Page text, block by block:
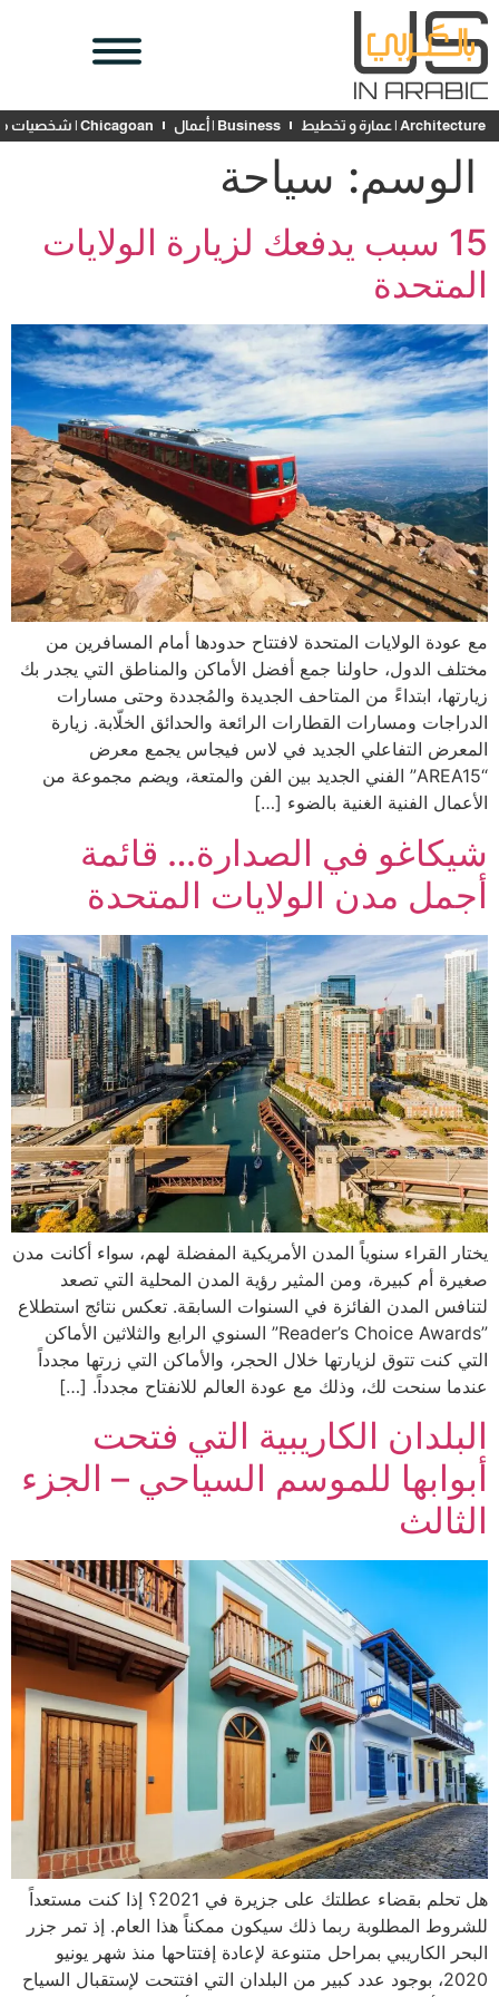
Architecture | عمارة و تخطيط Business | أعمال Chicagoan | شخصيات محلية
الوسم: سياحة
15 سبب يدفعك لزيارة الولايات
المتحدة
مع عودة الولايات المتحدة لافتتاح حدودها أمام المسافرين من
مختلف الدول، حاولنا جمع أفضل الأماكن والمناطق التي يجدر بك
زيارتها، ابتداءً من المتاحف الجديدة والمُجددة وحتى مسارات
الدراجات ومسارات القطارات الرائعة والحدائق الخلّابة. زيارة
المعرض التفاعلي الجديد في لاس فيجاس يجمع معرض
“AREA15” الفني الجديد بين الفن والمتعة، ويضم مجموعة من
الأعمال الفنية الغنية بالضوء […]
شيكاغو في الصدارة… قائمة
أجمل مدن الولايات المتحدة
يختار القراء سنوياً المدن الأمريكية المفضلة لهم، سواء أكانت مدن
صغيرة أم كبيرة، ومن المثير رؤية المدن المحلية التي تصعد
لتنافس المدن الفائزة في السنوات السابقة. تعكس نتائج استطلاع
”Reader’s Choice Awards” السنوي الرابع والثلاثين الأماكن
التي كنت تتوق لزيارتها خلال الحجر، والأماكن التي زرتها مجدداً
عندما سنحت لك، وذلك مع عودة العالم للانفتاح مجدداً. […]
البلدان الكاريبية التي فتحت
أبوابها للموسم السياحي – الجزء
الثالث
هل تحلم بقضاء عطلتك على جزيرة في 2021؟ إذا كنت مستعداً
للشروط المطلوبة ربما ذلك سيكون ممكناً هذا العام. إذ تمر جزر
البحر الكاريبي بمراحل متنوعة لإعادة إفتتاحها منذ شهر يونيو
2020، بوجود عدد كبير من البلدان التي افتتحت لإستقبال السياح